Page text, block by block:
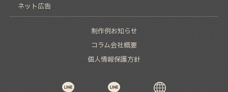
ネット広告
制作例お知らせ
コラム会社概要
個人情報保護方針